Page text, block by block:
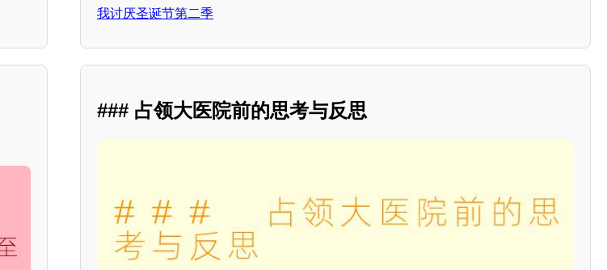
我讨厌圣诞节第二季
### 占领大医院前的思考与反思